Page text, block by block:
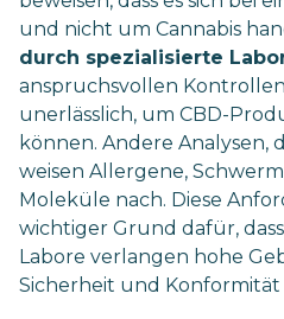
und nicht um Cannabis
durch spezialisierte
anspruchsvollen
unerlässlich, um CBD-
können. Andere Analysen,
weisen Allergene,
Moleküle nach. Diese
wichtiger Grund dafür,
Labore verlangen hohe
Sicherheit und